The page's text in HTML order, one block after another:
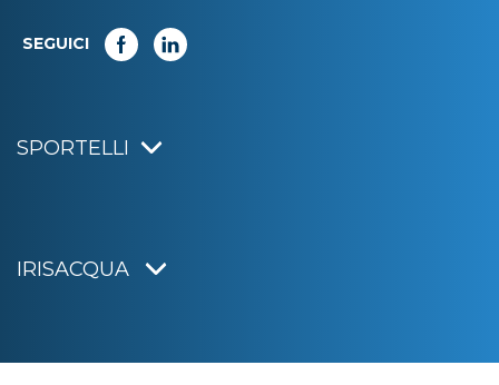
SEGUICI
SPORTELLI
IRISACQUA